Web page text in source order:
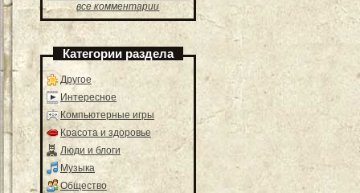
все комментарии
Категории раздела
Другое
Интересное
Компьютерные игры
Красота и здоровье
Люди и блоги
Музыка
Общество